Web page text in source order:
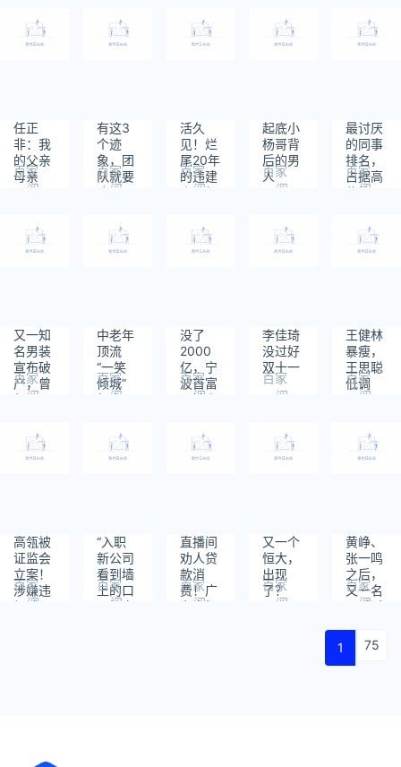
584
917
752
861
任正
非：我
的父亲
母亲
百家
阅
754
有这3
个迹
象，团
队就要
凉了
百家
阅
690
活久
见！烂
尾20年
的违建
房，如
了人…
百家
阅
​起底小
杨哥背
后的男
人
百家
阅
850
最讨厌
的同事
排名，
占据高
位的原
一种？
百家
阅
605
又一知
名男装
宣布破
产，曾
年入20
百家
阅
878
中老年
顶流
“一笑
倾城”
复出，
埠住
了！
百家
阅
738
没了
2000
亿，宁
波首富
又摊上
了！
百家
阅
李佳琦
没过好
双十一
百家
阅
893
王健林
暴瘦，
王思聪
低调
百家
阅
834
高瓴被
证监会
立案！
涉嫌违
规减
百家
阅
“入职
新公司
看到墙
上的口
号想离
百家
阅
直播间
劝人贷
款消
费！广
东夫妇
百家
阅
又一个
恒大，
出现
了？
百家
阅
黄峥、
张一鸣
之后，
又一名
40岁企
“退休”
百家
阅
671
1 75